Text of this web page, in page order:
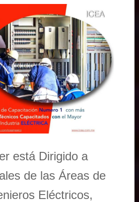
está Dirigido a
de las Áreas de
Eléctricos,